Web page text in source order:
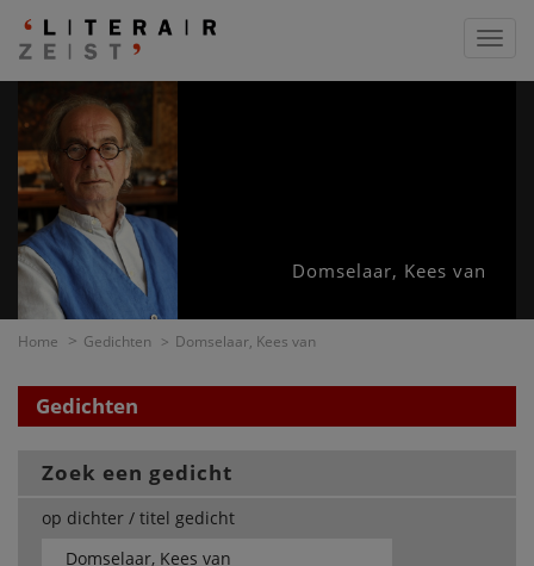
Domselaar, Kees van
Home Gedichten Domselaar, Kees van
Gedichten
Zoek een gedicht
op dichter / titel gedicht